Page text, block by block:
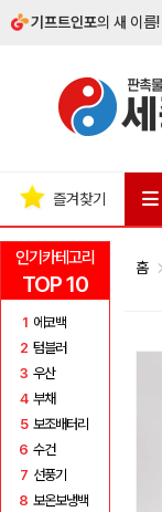
기프트인포의 새 이름!
인기카테고리
TOP 10
1 에코백
2 텀블러
3 우산
4 부채
5 보조배터리
6 수건
7 선풍기
8 보온보냉백
즐겨찾기
홈